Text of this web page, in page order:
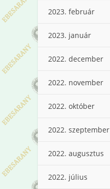
2023. február
2023. január
2022. december
2022. november
2022. október
2022. szeptember
2022. augusztus
2022. július